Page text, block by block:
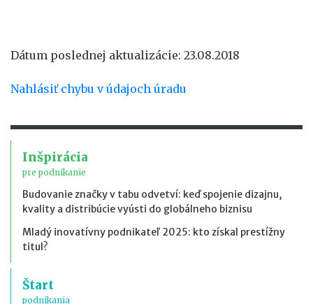
Dátum poslednej aktualizácie: 23.08.2018
Nahlásiť chybu v údajoch úradu
Inšpirácia
pre podnikanie
Budovanie značky v tabu odvetví: keď spojenie dizajnu,
kvality a distribúcie vyústi do globálneho biznisu
Mladý inovatívny podnikateľ 2025: kto získal prestížny
titul?
Štart
podnikania